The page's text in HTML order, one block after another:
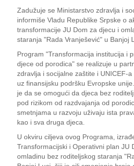
Zadužuje se Ministarstvo zdravlja i
informiše Vladu Republike Srpske o
transformacije JU Dom za djecu i
staranja "Rada Vranješević" u Banjoj
Program "Transformacija institucija i
djece od porodica" se realizuje u
zdravlja i socijalne zaštite i UNICEF-a
uz finansijsku podršku Evropske
je da se omogući da djeca bez
pod rizikom od razdvajanja od
smetnjama u razvoju uživaju ista
kao i sva druga djeca.
U okviru ciljeva ovog Programa,
Transformacijski i Operativni plan JU
omladinu bez roditeljskog staranja